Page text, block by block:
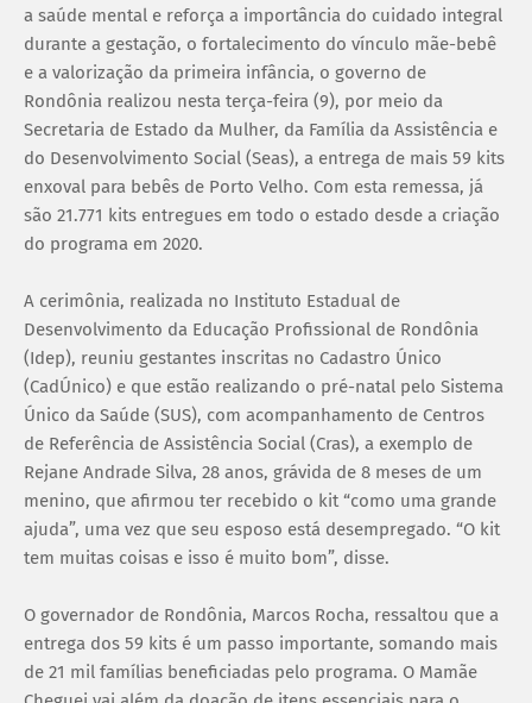
a saúde mental e reforça a importância do cuidado integral
durante a gestação, o fortalecimento do vínculo mãe-bebê
e a valorização da primeira infância, o governo de
Rondônia realizou nesta terça-feira (9), por meio da
Secretaria de Estado da Mulher, da Família da Assistência e
do Desenvolvimento Social (Seas), a entrega de mais 59 kits
enxoval para bebês de Porto Velho. Com esta remessa, já
são 21.771 kits entregues em todo o estado desde a criação
do programa em 2020.
A cerimônia, realizada no Instituto Estadual de
Desenvolvimento da Educação Profissional de Rondônia
(Idep), reuniu gestantes inscritas no Cadastro Único
(CadÚnico) e que estão realizando o pré-natal pelo Sistema
Único da Saúde (SUS), com acompanhamento de Centros
de Referência de Assistência Social (Cras), a exemplo de
Rejane Andrade Silva, 28 anos, grávida de 8 meses de um
menino, que afirmou ter recebido o kit “como uma grande
ajuda”, uma vez que seu esposo está desempregado. “O kit
tem muitas coisas e isso é muito bom”, disse.
O governador de Rondônia, Marcos Rocha, ressaltou que a
entrega dos 59 kits é um passo importante, somando mais
de 21 mil famílias beneficiadas pelo programa. O Mamãe